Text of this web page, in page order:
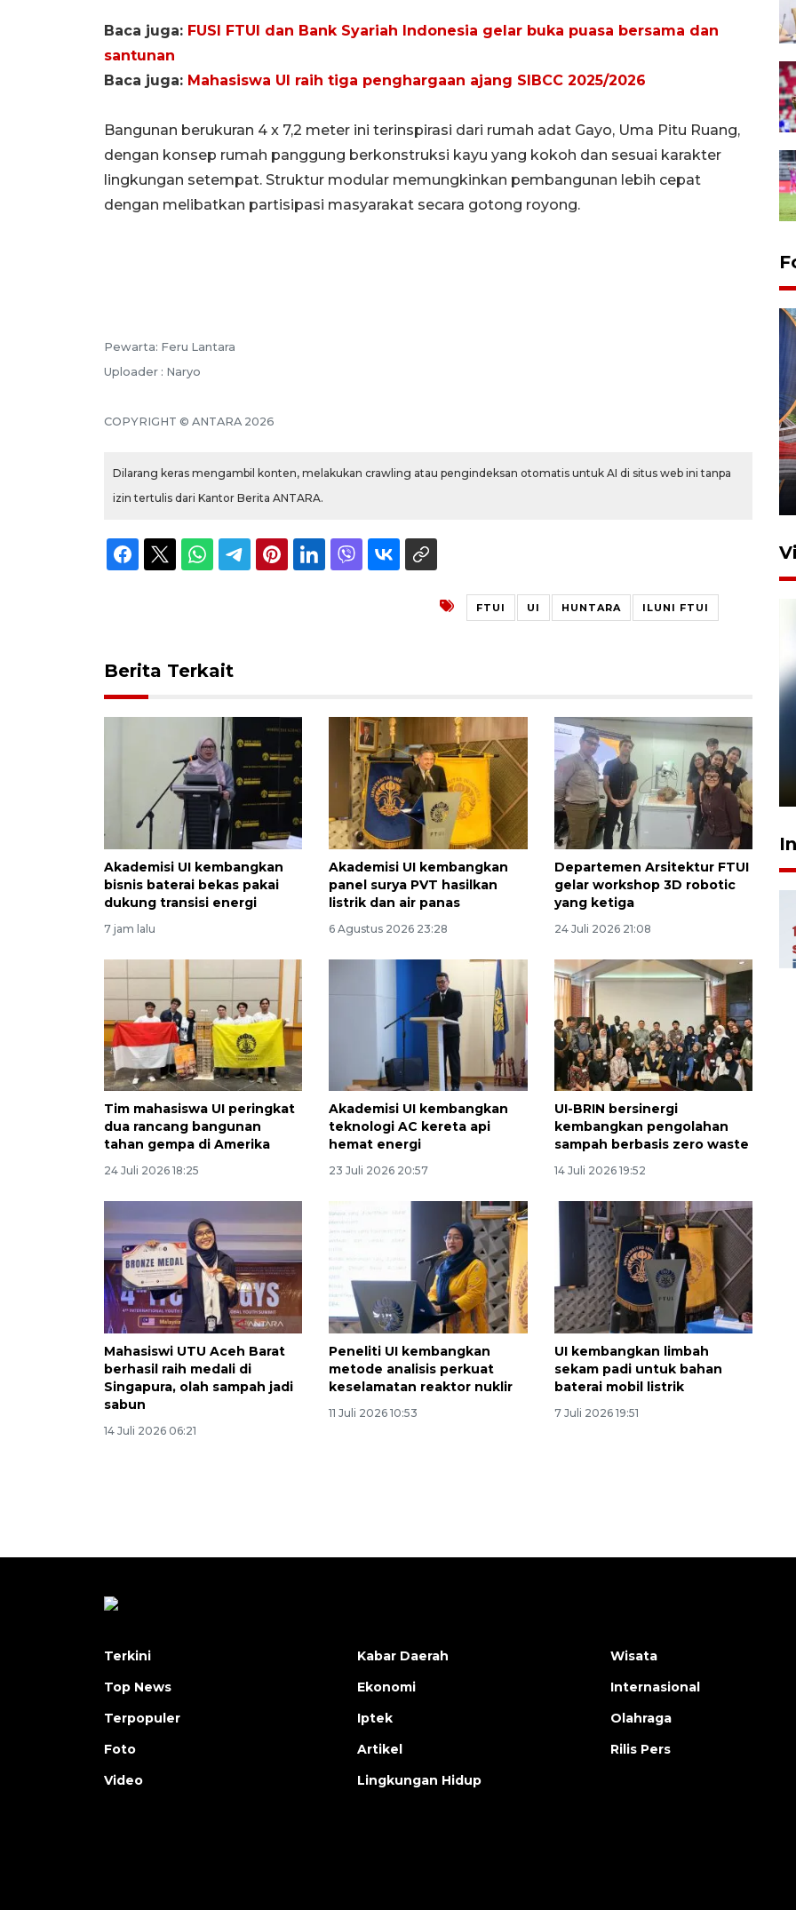
Baca juga: FUSI FTUI dan Bank Syariah Indonesia gelar buka puasa bersama dan
santunan
Baca juga: Mahasiswa UI raih tiga penghargaan ajang SIBCC 2025/2026
Bangunan berukuran 4 x 7,2 meter ini terinspirasi dari rumah adat Gayo, Uma Pitu Ruang,
dengan konsep rumah panggung berkonstruksi kayu yang kokoh dan sesuai karakter
lingkungan setempat. Struktur modular memungkinkan pembangunan lebih cepat
dengan melibatkan partisipasi masyarakat secara gotong royong.
Pewarta: Feru Lantara
Uploader : Naryo
COPYRIGHT © ANTARA 2026
Dilarang keras mengambil konten, melakukan crawling atau pengindeksan otomatis untuk AI di situs web ini tanpa
izin tertulis dari Kantor Berita ANTARA.
FTUI UI HUNTARA ILUNI FTUI
Berita Terkait
Akademisi UI kembangkan
bisnis baterai bekas pakai
dukung transisi energi
7 jam lalu
Akademisi UI kembangkan
panel surya PVT hasilkan
listrik dan air panas
6 Agustus 2026 23:28
Departemen Arsitektur FTUI
gelar workshop 3D robotic
yang ketiga
24 Juli 2026 21:08
Tim mahasiswa UI peringkat
dua rancang bangunan
tahan gempa di Amerika
24 Juli 2026 18:25
Akademisi UI kembangkan
teknologi AC kereta api
hemat energi
23 Juli 2026 20:57
UI-BRIN bersinergi
kembangkan pengolahan
sampah berbasis zero waste
14 Juli 2026 19:52
Mahasiswi UTU Aceh Barat
berhasil raih medali di
Singapura, olah sampah jadi
sabun
14 Juli 2026 06:21
Peneliti UI kembangkan
metode analisis perkuat
keselamatan reaktor nuklir
11 Juli 2026 10:53
UI kembangkan limbah
sekam padi untuk bahan
baterai mobil listrik
7 Juli 2026 19:51
Stasiun Bogor
Pelanggan Filaha Farm setia
sampai 8 tahan?
1 Juni 2026 05:47
Ekonomi triwulan II-2026
tumbuh 5,29 persen
Terkini
Top News
Terpopuler
Foto
Video
Kabar Daerah
Ekonomi
Iptek
Artikel
Lingkungan Hidup
Wisata
Internasional
Olahraga
Rilis Pers